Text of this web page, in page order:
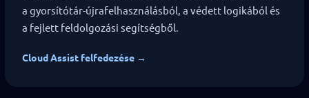
a gyorsítótár-újrafelhasználásból, a védett logikából és
a fejlett feldolgozási segítségből.
Cloud Assist felfedezése →